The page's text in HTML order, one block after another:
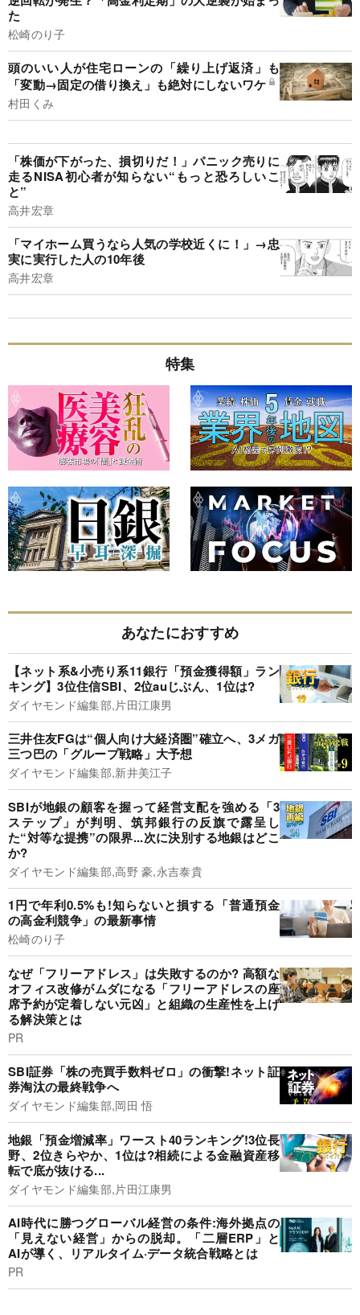
た
松崎のり子
頭のいい人が住宅ローンの「繰り上げ返済」も
「変動→固定の借り換え」も絶対にしないワケ
村田くみ
「株価が下がった、損切りだ！」パニック売りに
走るNISA初心者が知らない“もっと恐ろしいこ
と”
高井宏章
「マイホーム買うなら人気の学校近くに！」→忠
実に実行した人の10年後
高井宏章
特集
あなたにおすすめ
【ネット系&小売り系11銀行「預金獲得額」ラン
キング】3位住信SBI、2位auじぶん、1位は?
ダイヤモンド編集部,片田江康男
三井住友FGは“個人向け大経済圏”確立へ、3メガ
三つ巴の「グループ戦略」大予想
ダイヤモンド編集部,新井美江子
SBIが地銀の顧客を握って経営支配を強める「3
ステップ」が判明、筑邦銀行の反旗で露呈し
た“対等な提携”の限界...次に決別する地銀はどこ
か?
ダイヤモンド編集部,高野 豪,永吉泰貴
1円で年利0.5%も!知らないと損する「普通預金
の高金利競争」の最新事情
松崎のり子
なぜ「フリーアドレス」は失敗するのか? 高額な
オフィス改修がムダになる「フリーアドレスの座
席予約が定着しない元凶」と組織の生産性を上げ
る解決策とは
PR
SBI証券「株の売買手数料ゼロ」の衝撃!ネット証
券淘汰の最終戦争へ
ダイヤモンド編集部,岡田 悟
地銀「預金増減率」ワースト40ランキング!3位長
野、2位きらやか、1位は?相続による金融資産移
転で底が抜ける...
ダイヤモンド編集部,片田江康男
AI時代に勝つグローバル経営の条件:海外拠点の
「見えない経営」からの脱却。「二層ERP」と
AIが導く、リアルタイム·データ統合戦略とは
PR